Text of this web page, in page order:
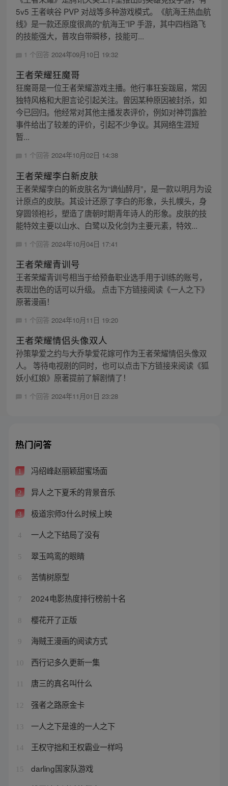
5v5 王者峡谷 PVP 对战等多种游戏模式。《航海王热血航
线》是一款还原度很高的“航海王”IP 手游，其中四档路飞
的技能强大，普攻自带瞬移，技能可...
1 个回答 2024年09月10日 19:32
王者荣耀狂魔哥
狂魔哥是一位王者荣耀游戏主播。他行事狂妄跋扈，常因
独特风格和大胆言论引起关注。曾因某种原因被封杀，如
今已回归。他经常对其他主播发表评价，例如对神罚露脸
事件给出了较差的评价，引起不少争议。其网络生涯短
暂...
1 个回答 2024年10月02日 14:38
王者荣耀李白新皮肤
王者荣耀李白的新皮肤名为“谪仙醉月”，是一款以明月为设
计原点的皮肤。其设计还原了李白的形象，头扎幞头，身
穿圆领袍衫，塑造了唐朝时期青年诗人的形象。皮肤的技
能特效主要以山水、白鹭以及化剑为主要元素，特效...
1 个回答 2024年10月04日 17:41
王者荣耀青训号
王者荣耀青训号相当于给预备职业选手用于训练的账号，
表现出色的话可以升级。 点击下方链接阅读《一人之下》
原著漫画！
1 个回答 2024年10月11日 19:20
王者荣耀情侣头像双人
孙策挚爱之约与大乔挚爱花嫁可作为王者荣耀情侣头像双
人。 等待电视剧的同时，也可以点击下方链接来阅读《狐
妖小红娘》原著提前了解剧情了！
1 个回答 2024年11月01日 23:28
热门问答
1 冯绍峰赵丽颖甜蜜场面
2 异人之下夏禾的背景音乐
3 极道宗师3什么时候上映
4 一人之下结局了没有
5 翠玉鸣鸾的眼睛
6 苦情树原型
7 2024电影热度排行榜前十名
8 樱花开了正版
9 海贼王漫画的阅读方式
10 西行记多久更新一集
唐三的真名叫什么
12 强者之路原金卡
13 一人之下是谁的一人之下
14 王权守拙和王权霸业一样吗
15 darling国家队游戏